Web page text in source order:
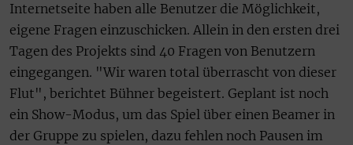
Internetseite haben alle Benutzer die Möglichkeit,
eigene Fragen einzuschicken. Allein in den ersten drei
Tagen des Projekts sind 40 Fragen von Benutzern
eingegangen. "Wir waren total überrascht von dieser
Flut", berichtet Bühner begeistert. Geplant ist noch
ein Show-Modus, um das Spiel über einen Beamer in
der Gruppe zu spielen, dazu fehlen noch Pausen im